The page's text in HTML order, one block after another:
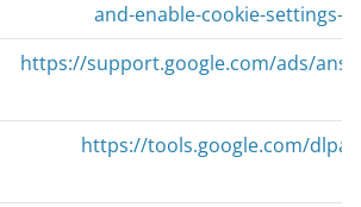
and-enable-cookie-settings-
https://support.google.com/ads/
https://tools.google.com/